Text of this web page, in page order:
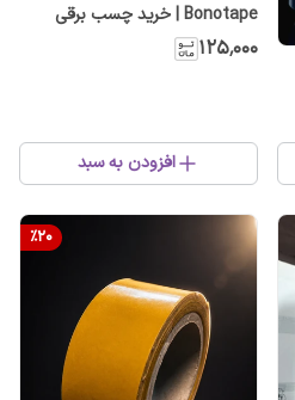
Bonotape | خرید چسب برقی
مقاوم و انعطاف‌پذیر
۱۲۵٬۰۰۰
افزودن به سبد
%20